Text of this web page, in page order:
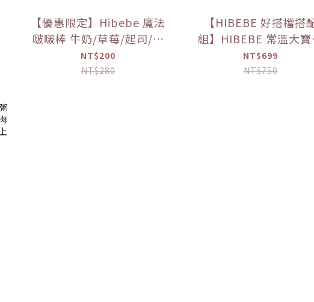
【優惠限定】Hibebe 魔法
啵啵棒 牛奶/草莓/起司/藍
莓葡萄/芒果(150g/罐)
NT$200
NT$280
【HIBEBE 好搭檔搭
組】HIBEBE 常溫大
粥*1+HIBEBE 無添加
肉鬆*1【優惠限定】
NT$699
NT$750